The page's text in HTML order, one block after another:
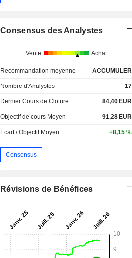
Consensus des Analystes
Vente Achat
Recommandation moyenne ACCUMULER
Nombre d'Analystes 17
Dernier Cours de Cloture 84,40 EUR
Objectif de cours Moyen 91,28 EUR
Ecart / Objectif Moyen +8,15 %
Consensus
Révisions de Bénéfices